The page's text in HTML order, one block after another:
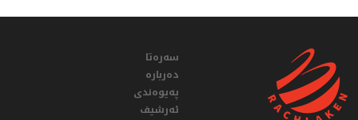
سەرەتا
دەربارە
پەیوەندی
ئەرشیف